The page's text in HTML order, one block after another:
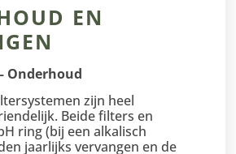
EN
Onderhoud
zijn heel
Beide filters en
ring (bij een alkalisch
jaarlijks vervangen en de